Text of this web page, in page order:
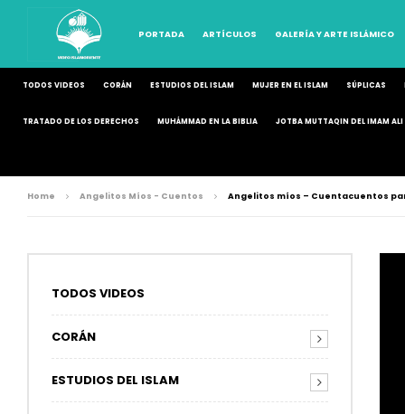
PORTADA ARTÍCULOS GALERÍA Y ARTE ISLÁMICO
TODOS VIDEOS CORÁN ESTUDIOS DEL ISLAM MUJER EN EL ISLAM SÚPLICAS
TRATADO DE LOS DERECHOS MUHÁMMAD EN LA BIBLIA JOTBA MUTTAQIN DEL IMAM
Home Angelitos Míos - Cuentos Angelitos míos – Cuentacuentos
TODOS VIDEOS
CORÁN
ESTUDIOS DEL ISLAM